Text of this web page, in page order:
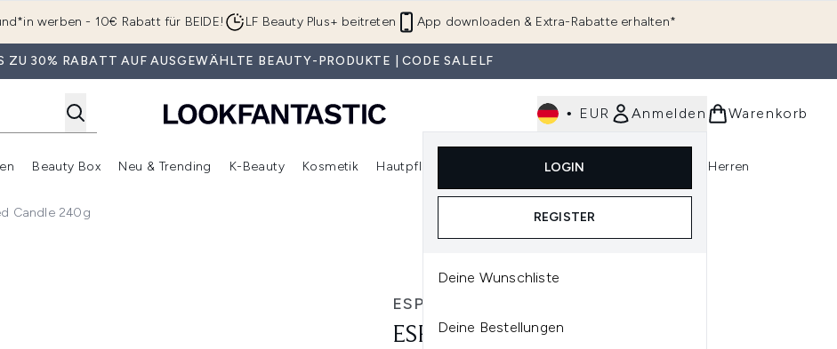
Zum Hauptinhalt springen
App downloaden & Extra-Rabatte erhalten*
werben - 10€ Rabatt für BEIDE! LF Beauty Plus+ beitreten
ZU 30% RABATT AUF AUSGEWÄHLTE BEAUTY-PRODUKTE | CODE SALELF
• EUR Anmelden
LOGIN
REGISTER
Deine Wunschliste
Deine Bestellungen
Warenkorb
(Sommer Shop)
Untermenü Anmelden (SALE) Untermenü Anmelden (Geschenke)Untermenü Anmelden (Marken)
Beauty Box
Untermenü Anmelden (Beauty Box)
Neu & Trending
Untermenü Anmelden (Neu & Trending)
K-Beauty Kosmetik
Untermenü Anmelden (Kosmetik)
Hautpflege
Untermenü Anmelden (Haarpflege)
Parfum
Untermenü Anmelden (Parfum)
Herren
Candle 240g
ESPA
ESPA POSITIVITY SCENTED